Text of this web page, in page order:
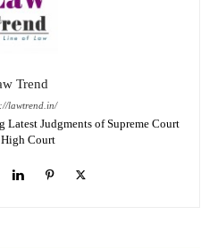
Trend
lawtrend.in/
Latest Judgments of Supreme Court
Court